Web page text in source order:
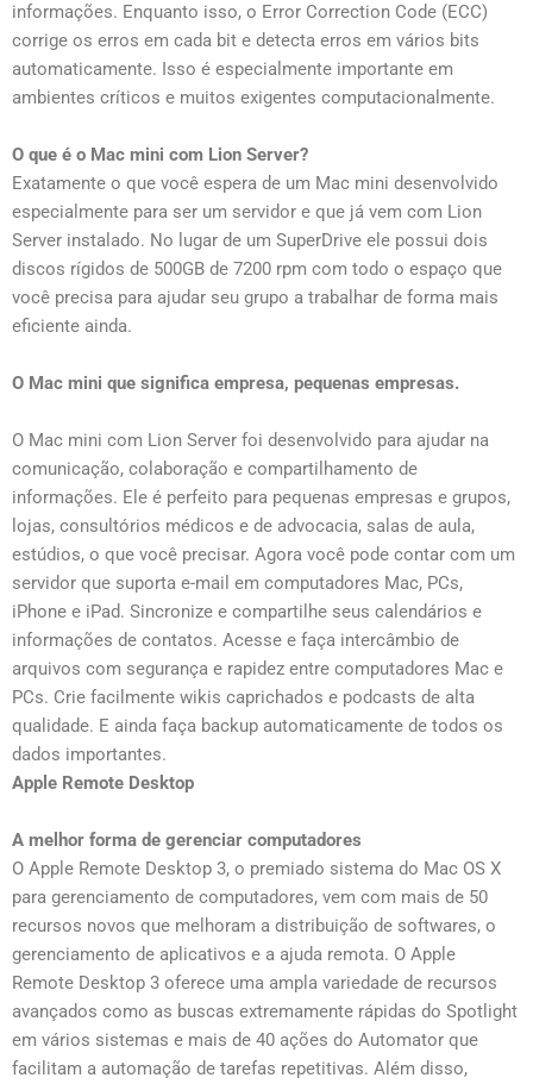
informações. Enquanto isso, o Error Correction Code (ECC)
corrige os erros em cada bit e detecta erros em vários bits
automaticamente. Isso é especialmente importante em
ambientes críticos e muitos exigentes computacionalmente.
O que é o Mac mini com Lion Server?
Exatamente o que você espera de um Mac mini desenvolvido
especialmente para ser um servidor e que já vem com Lion
Server instalado. No lugar de um SuperDrive ele possui dois
discos rígidos de 500GB de 7200 rpm com todo o espaço que
você precisa para ajudar seu grupo a trabalhar de forma mais
eficiente ainda.
O Mac mini que significa empresa, pequenas empresas.
O Mac mini com Lion Server foi desenvolvido para ajudar na
comunicação, colaboração e compartilhamento de
informações. Ele é perfeito para pequenas empresas e grupos,
lojas, consultórios médicos e de advocacia, salas de aula,
estúdios, o que você precisar. Agora você pode contar com um
servidor que suporta e-mail em computadores Mac, PCs,
iPhone e iPad. Sincronize e compartilhe seus calendários e
informações de contatos. Acesse e faça intercâmbio de
arquivos com segurança e rapidez entre computadores Mac e
PCs. Crie facilmente wikis caprichados e podcasts de alta
qualidade. E ainda faça backup automaticamente de todos os
dados importantes.
Apple Remote Desktop
A melhor forma de gerenciar computadores
O Apple Remote Desktop 3, o premiado sistema do Mac OS X
para gerenciamento de computadores, vem com mais de 50
recursos novos que melhoram a distribuição de softwares, o
gerenciamento de aplicativos e a ajuda remota. O Apple
Remote Desktop 3 oferece uma ampla variedade de recursos
avançados como as buscas extremamente rápidas do Spotlight
em vários sistemas e mais de 40 ações do Automator que
facilitam a automação de tarefas repetitivas. Além disso,